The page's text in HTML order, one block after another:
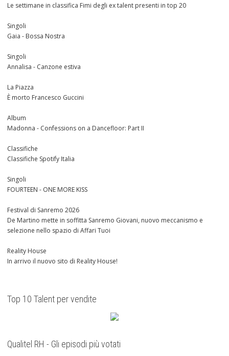
Le settimane in classifica Fimi degli ex talent presenti in top 20
Singoli
Gaia - Bossa Nostra
Singoli
Annalisa - Canzone estiva
La Piazza
È morto Francesco Guccini
Album
Madonna - Confessions on a Dancefloor: Part II
Classifiche
Classifiche Spotify Italia
Singoli
FOURTEEN - ONE MORE KISS
Festival di Sanremo 2026
De Martino mette in soffitta Sanremo Giovani, nuovo meccanismo e
selezione nello spazio di Affari Tuoi
Reality House
In arrivo il nuovo sito di Reality House!
Top 10 Talent per vendite
Qualitel RH - Gli episodi più votati